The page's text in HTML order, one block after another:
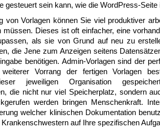
gesteuert sein kann, wie die WordPress-
von Vorlagen können Sie viel produktiver
müssen. Dieses ist oft einfacher, eine
als sie von Grund auf neu zu
die Jene zum Anzeigen seitens
benötigen. Admin-Vorlagen sind der
Vorrang der fertigen Vorlagen
jeweiligen Organisation
die nicht nur viel Speicherplatz, sondern
werden bringen Menschenkraft.
welcher klinischen Dokumentation
auf Ihre spezifischen